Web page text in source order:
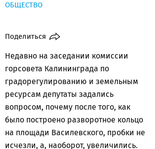
ОБЩЕСТВО
Поделиться
Недавно на заседании комиссии
горсовета Калининграда по
градорегулированию и земельным
ресурсам депутаты задались
вопросом, почему после того, как
было построено разворотное кольцо
на площади Василевского, пробки не
исчезли, а, наоборот, увеличились.